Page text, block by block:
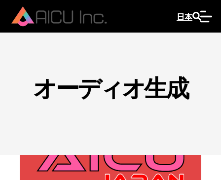
日本
オーディオ生成